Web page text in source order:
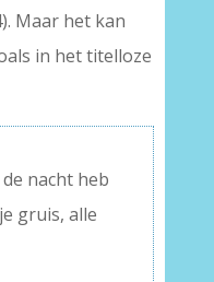
Maar het kan
in het titelloze
nacht heb
gruis, alle